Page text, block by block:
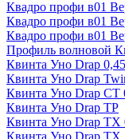
Квадро профи в01
Квадро профи в01
Квадро профи в01
Профиль волновой
Квинта Уно Drap 0,45
Квинта Уно Drap
Квинта Уно Drap СТ
Квинта Уно Drap ТР
Квинта Уно Drap ТХ
Квинта Уно Drap ТХ